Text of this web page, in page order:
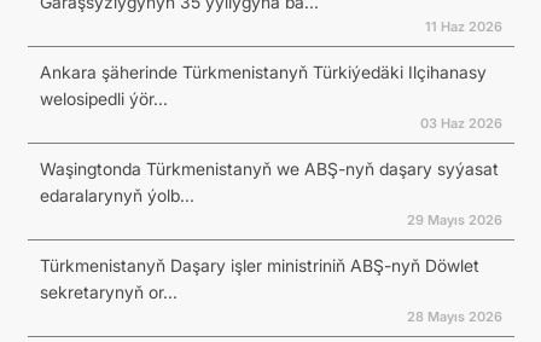
11 Haz 2026
Ankara şäherinde Türkmenistanyň Türkiýedäki Ilçihanasy
welosipedli ýör...
03 Haz 2026
Waşingtonda Türkmenistanyň we ABŞ-nyň daşary syýasat
edaralarynyň ýolb...
29 Mayıs 2026
Türkmenistanyň Daşary işler ministriniň ABŞ-nyň Döwlet
sekretarynyň or...
28 Mayıs 2026